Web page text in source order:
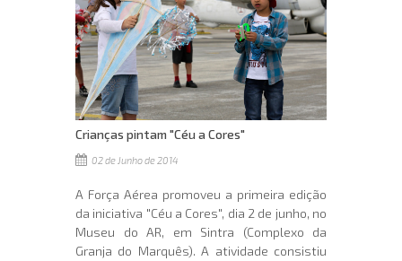
Crianças pintam "Céu a Cores"
02 de Junho de 2014
A Força Aérea promoveu a primeira edição
da iniciativa "Céu a Cores", dia 2 de junho, no
Museu do AR, em Sintra (Complexo da
Granja do Marquês). A atividade consistiu